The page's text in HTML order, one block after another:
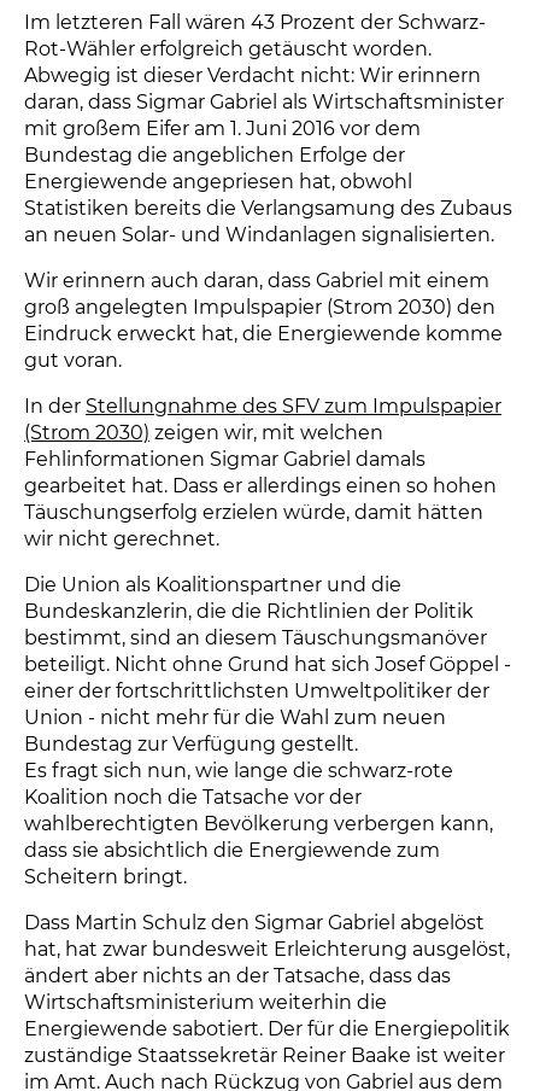
Im letzteren Fall wären 43 Prozent der Schwarz-
Rot-Wähler erfolgreich getäuscht worden.
Abwegig ist dieser Verdacht nicht: Wir erinnern
daran, dass Sigmar Gabriel als Wirtschaftsminister
mit großem Eifer am 1. Juni 2016 vor dem
Bundestag die angeblichen Erfolge der
Energiewende angepriesen hat, obwohl
Statistiken bereits die Verlangsamung des Zubaus
an neuen Solar- und Windanlagen signalisierten.
Wir erinnern auch daran, dass Gabriel mit einem
groß angelegten Impulspapier (Strom 2030) den
Eindruck erweckt hat, die Energiewende komme
gut voran.
In der Stellungnahme des SFV zum Impulspapier
(Strom 2030) zeigen wir, mit welchen
Fehlinformationen Sigmar Gabriel damals
gearbeitet hat. Dass er allerdings einen so hohen
Täuschungserfolg erzielen würde, damit hätten
wir nicht gerechnet.
Die Union als Koalitionspartner und die
Bundeskanzlerin, die die Richtlinien der Politik
bestimmt, sind an diesem Täuschungsmanöver
beteiligt. Nicht ohne Grund hat sich Josef Göppel -
einer der fortschrittlichsten Umweltpolitiker der
Union - nicht mehr für die Wahl zum neuen
Bundestag zur Verfügung gestellt.
Es fragt sich nun, wie lange die schwarz-rote
Koalition noch die Tatsache vor der
wahlberechtigten Bevölkerung verbergen kann,
dass sie absichtlich die Energiewende zum
Scheitern bringt.
Dass Martin Schulz den Sigmar Gabriel abgelöst
hat, hat zwar bundesweit Erleichterung ausgelöst,
ändert aber nichts an der Tatsache, dass das
Wirtschaftsministerium weiterhin die
Energiewende sabotiert. Der für die Energiepolitik
zuständige Staatssekretär Reiner Baake ist weiter
im Amt. Auch nach Rückzug von Gabriel aus dem